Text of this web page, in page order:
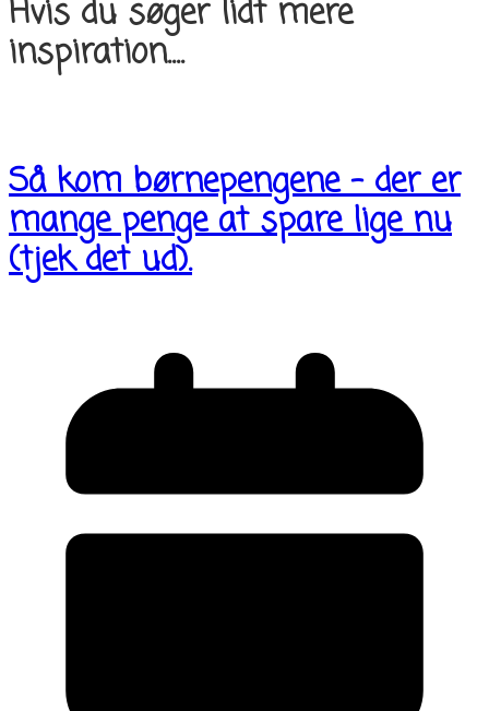
Hvis du søger lidt mere
inspiration....
Så kom børnepengene – der er
mange penge at spare lige nu
(tjek det ud).